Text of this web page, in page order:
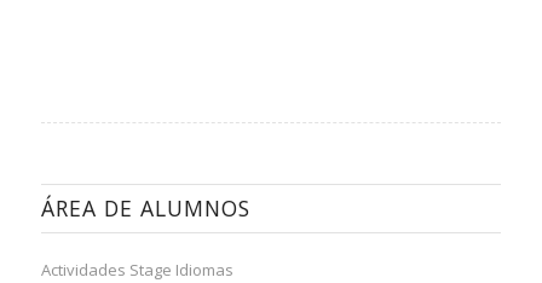
ÁREA DE ALUMNOS
Actividades Stage Idiomas